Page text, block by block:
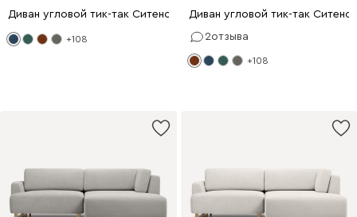
Диван угловой тик-так Ситено Barhat Blue
+108
Диван угловой тик-так
2отзыва
+108